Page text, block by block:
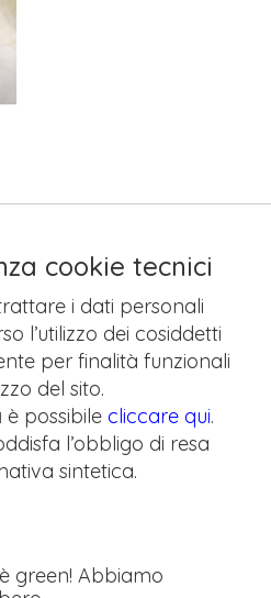
cookie tecnici
i dati personali
l’utilizzo dei cosiddetti
per finalità funzionali
del sito.
è possibile cliccare qui.
l’obbligo di resa
sintetica.
green! Abbiamo